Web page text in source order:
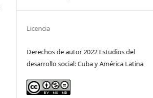
Licencia
Derechos de autor 2022 Estudios del
desarrollo social: Cuba y América Latina